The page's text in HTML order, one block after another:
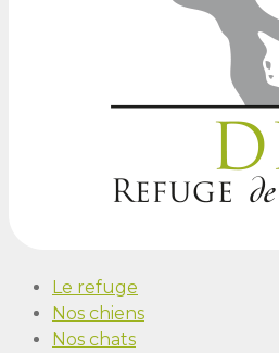
Le refuge
Nos chiens
Nos chats